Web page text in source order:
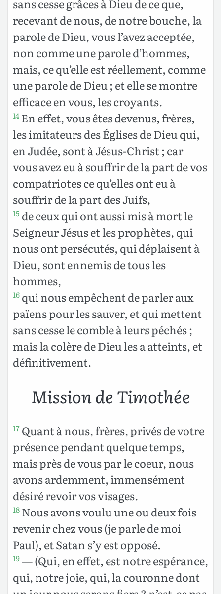
sans cesse grâces à Dieu de ce que,
recevant de nous, de notre bouche, la
parole de Dieu, vous l’avez acceptée,
non comme une parole d’hommes,
mais, ce qu’elle est réellement, comme
une parole de Dieu ; et elle se montre
efficace en vous, les croyants.
14 En effet, vous êtes devenus, frères,
les imitateurs des Églises de Dieu qui,
en Judée, sont à Jésus-Christ ; car
vous avez eu à souffrir de la part de vos
compatriotes ce qu’elles ont eu à
souffrir de la part des Juifs,
15 de ceux qui ont aussi mis à mort le
Seigneur Jésus et les prophètes, qui
nous ont persécutés, qui déplaisent à
Dieu, sont ennemis de tous les
hommes,
16 qui nous empêchent de parler aux
païens pour les sauver, et qui mettent
sans cesse le comble à leurs péchés ;
mais la colère de Dieu les a atteints, et
définitivement.
Mission de Timothée
17 Quant à nous, frères, privés de votre
présence pendant quelque temps,
mais près de vous par le coeur, nous
avons ardemment, immensément
désiré revoir vos visages.
18 Nous avons voulu une ou deux fois
revenir chez vous (je parle de moi
Paul), et Satan s’y est opposé.
19— (Qui, en effet, est notre espérance,
qui, notre joie, qui, la couronne dont